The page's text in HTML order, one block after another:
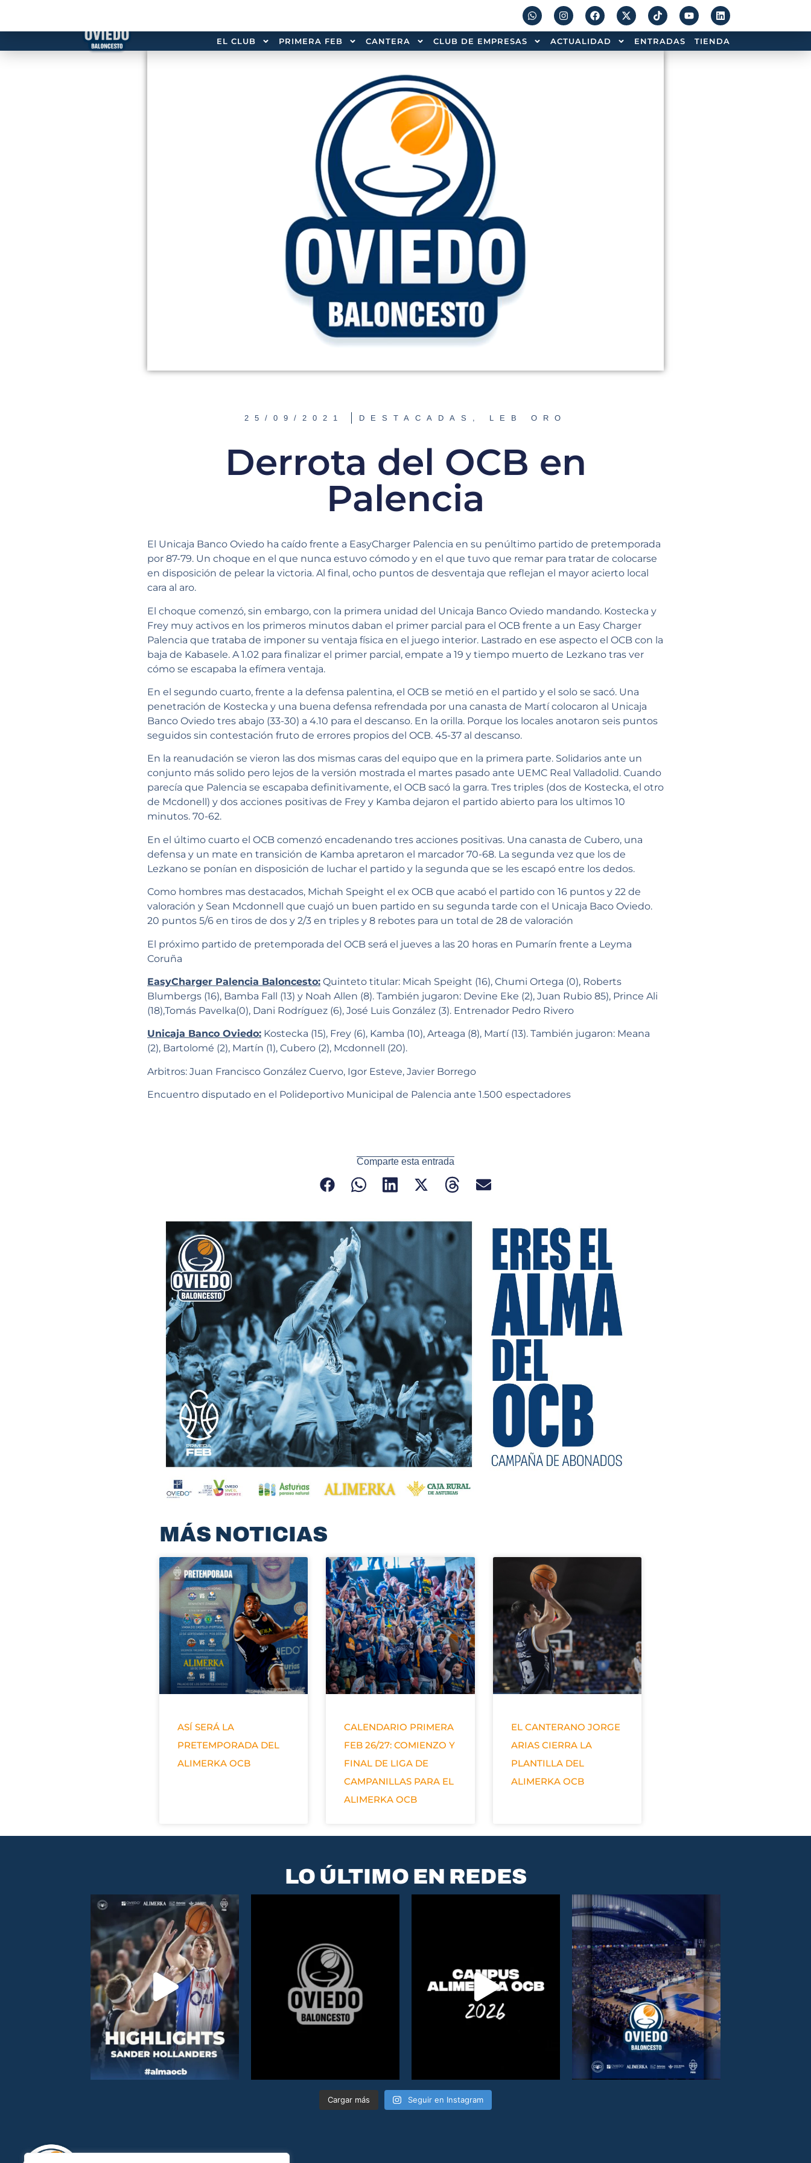
EL CLUB PRIMERA FEB CANTERA CLUB DE EMPRESAS ACTUALIDAD ENTRADAS TIENDA
25/09/2021 DESTACADAS , LEB ORO
Derrota del OCB en
Palencia
El Unicaja Banco Oviedo ha caído frente a EasyCharger Palencia en su penúltimo partido de pretemporada
por 87-79. Un choque en el que nunca estuvo cómodo y en el que tuvo que remar para tratar de colocarse
en disposición de pelear la victoria. Al final, ocho puntos de desventaja que reflejan el mayor acierto local
cara al aro.
El choque comenzó, sin embargo, con la primera unidad del Unicaja Banco Oviedo mandando. Kostecka y
Frey muy activos en los primeros minutos daban el primer parcial para el OCB frente a un Easy Charger
Palencia que trataba de imponer su ventaja física en el juego interior. Lastrado en ese aspecto el OCB con la
baja de Kabasele. A 1.02 para finalizar el primer parcial, empate a 19 y tiempo muerto de Lezkano tras ver
cómo se escapaba la efímera ventaja.
En el segundo cuarto, frente a la defensa palentina, el OCB se metió en el partido y el solo se sacó. Una
penetración de Kostecka y una buena defensa refrendada por una canasta de Martí colocaron al Unicaja
Banco Oviedo tres abajo (33-30) a 4.10 para el descanso. En la orilla. Porque los locales anotaron seis puntos
seguidos sin contestación fruto de errores propios del OCB. 45-37 al descanso.
En la reanudación se vieron las dos mismas caras del equipo que en la primera parte. Solidarios ante un
conjunto más solido pero lejos de la versión mostrada el martes pasado ante UEMC Real Valladolid. Cuando
parecía que Palencia se escapaba definitivamente, el OCB sacó la garra. Tres triples (dos de Kostecka, el otro
de Mcdonell) y dos acciones positivas de Frey y Kamba dejaron el partido abierto para los ultimos 10
minutos. 70-62.
En el último cuarto el OCB comenzó encadenando tres acciones positivas. Una canasta de Cubero, una
defensa y un mate en transición de Kamba apretaron el marcador 70-68. La segunda vez que los de
Lezkano se ponían en disposición de luchar el partido y la segunda que se les escapó entre los dedos.
Como hombres mas destacados, Michah Speight el ex OCB que acabó el partido con 16 puntos y 22 de
valoración y Sean Mcdonnell que cuajó un buen partido en su segunda tarde con el Unicaja Baco Oviedo.
20 puntos 5/6 en tiros de dos y 2/3 en triples y 8 rebotes para un total de 28 de valoración
El próximo partido de pretemporada del OCB será el jueves a las 20 horas en Pumarín frente a Leyma
Coruña
EasyCharger Palencia Baloncesto: Quinteto titular: Micah Speight (16), Chumi Ortega (0), Roberts
Blumbergs (16), Bamba Fall (13) y Noah Allen (8). También jugaron: Devine Eke (2), Juan Rubio 85), Prince Ali
(18),Tomás Pavelka(0), Dani Rodríguez (6), José Luis González (3). Entrenador Pedro Rivero
Unicaja Banco Oviedo: Kostecka (15), Frey (6), Kamba (10), Arteaga (8), Martí (13). También jugaron: Meana
(2), Bartolomé (2), Martín (1), Cubero (2), Mcdonnell (20).
Arbitros: Juan Francisco González Cuervo, Igor Esteve, Javier Borrego
Encuentro disputado en el Polideportivo Municipal de Palencia ante 1.500 espectadores
Comparte esta entrada
MÁS NOTICIAS
ASÍ SERÁ LA
PRETEMPORADA DEL
ALIMERKA OCB
CALENDARIO PRIMERA
FEB 26/27: COMIENZO Y
FINAL DE LIGA DE
CAMPANILLAS PARA EL
ALIMERKA OCB
EL CANTERANO JORGE
ARIAS CIERRA LA
PLANTILLA DEL
ALIMERKA OCB
LO ÚLTIMO EN REDES
Cargar más Seguir en Instagram